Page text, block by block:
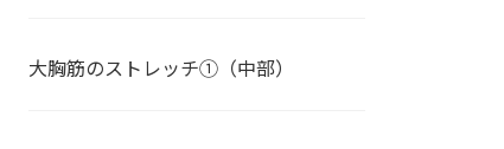
大胸筋のストレッチ①（中部）